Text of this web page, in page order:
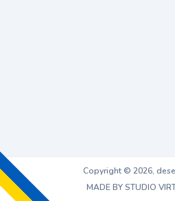
Copyright © 2026,
MADE BY STUDIO